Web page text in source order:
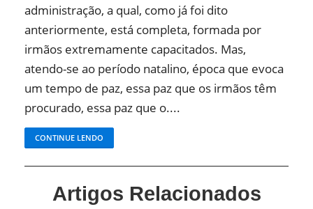
administração, a qual, como já foi dito
anteriormente, está completa, formada por
irmãos extremamente capacitados. Mas,
atendo-se ao período natalino, época que evoca
um tempo de paz, essa paz que os irmãos têm
procurado, essa paz que o....
CONTINUE LENDO
Artigos Relacionados